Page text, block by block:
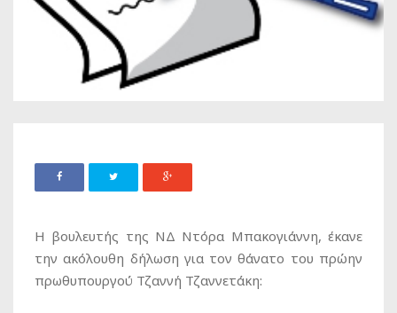
Η βουλευτής της ΝΔ Ντόρα Μπακογιάννη, έκανε
την ακόλουθη δήλωση για τον θάνατο του πρώην
πρωθυπουργού Τζαννή Τζαννετάκη: